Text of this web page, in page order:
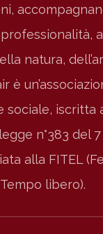
natura,
è
sociale, iscritta
n°383 del
alla FITEL
libero).